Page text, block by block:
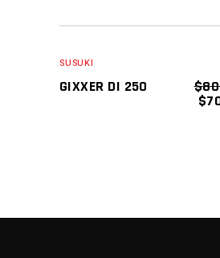
SUSUKI
GIXXER DI 250 $
$